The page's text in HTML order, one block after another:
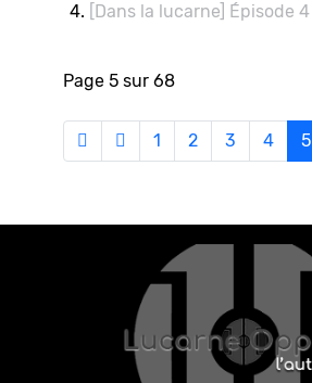
[Dans la lucarne] Épisode 4
Page 5 sur 68
1 2 3 4 5